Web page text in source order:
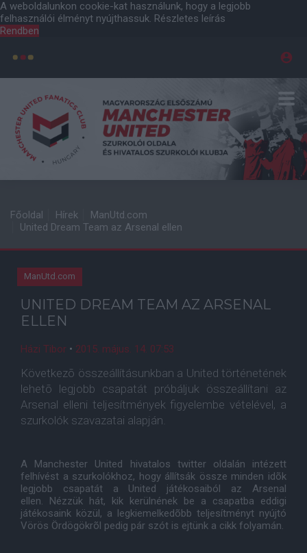
A weboldalunkon cookie-kat használunk, hogy a legjobb
felhasználói élményt nyújthassuk. Részletes leírás
Rendben
Főoldal Hírek
ManUtd.com
United Dream Team az Arsenal ellen
ManUtd.com
UNITED DREAM TEAM AZ ARSENAL
ELLEN
Házi Tibor • 2015. május. 14. 07:53
Következõ összeállításunkban a United történetének
lehetõ legjobb csapatát próbáljuk összeállítani az
Arsenal elleni teljesítmények figyelembe vételével, a
szurkolók szavazatai alapján.
A Manchester United hivatalos twitter oldalán intézett
felhívést a szurkolókhoz, hogy állítsák össze minden idõk
legjobb csapatát a United játékosaiból az Arsenal
ellen. Nézzük hát, kik kerülnének be a csapatba eddigi
játékosaink közül, a legkiemelkedõbb teljesítményt nyújtó
Vörös Ördögökrõl pedig pár szót is ejtünk a cikk folyamán.